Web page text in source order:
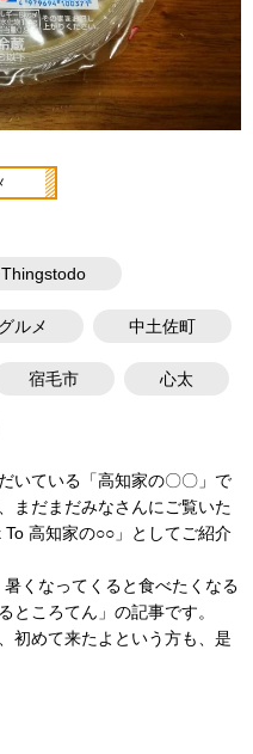
Thingstodo
ルメ 中土佐町
宿毛市 心太
いている「高知家の〇〇」で
まだまだみなさんにご覧いた
高知家の○○」としてご紹介
くなってくると食べたくなる
ところてん」の記事です。
初めて来たよという方も、是